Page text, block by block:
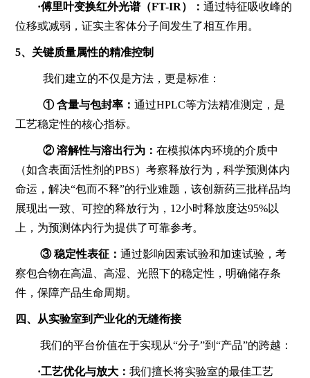
·傅里叶变换红外光谱（FT-IR）：通过特征吸收峰的
位移或减弱，证实主客体分子间发生了相互作用。
5、 关键质量属性的精准控制
我们建立的不仅是方法，更是标准：
① 含量与包封率：通过HPLC等方法精准测定，是
工艺稳定性的核心指标。
② 溶解性与溶出行为：在模拟体内环境的介质中
（如含表面活性剂的PBS）考察释放行为，科学预测体内
命运，解决“包而不释”的行业难题，该创新药三批样品均
展现出一致、可控的释放行为，12小时释放度达95%以
上，为预测体内行为提供了可靠参考。
③ 稳定性表征：通过影响因素试验和加速试验，考
察包合物在高温、高湿、光照下的稳定性，明确储存条
件，保障产品生命周期。
四、从实验室到产业化的无缝衔接
我们的平台价值在于实现从“分子”到“产品”的跨越：
·工艺优化与放大：我们擅长将实验室的最佳工艺